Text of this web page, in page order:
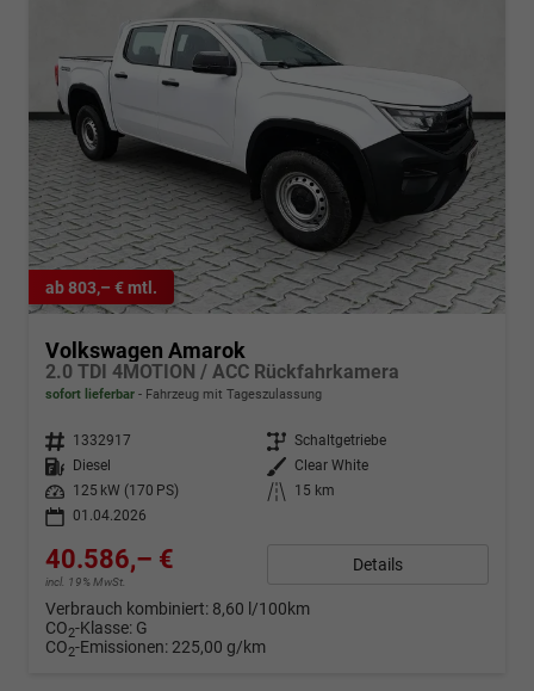
ab 803,– € mtl.
Volkswagen Amarok
2.0 TDI 4MOTION / ACC Rückfahrkamera
sofort lieferbar Fahrzeug mit Tageszulassung
Fahrzeugnr. 1332917 Getriebe Schaltgetriebe
Kraftstoff
Diesel Außenfarbe Clear White
Leistung
125 kW (170 PS) Kilometerstand
15 km
01.04.2026
40.586,– €
incl. 19% MwSt.
Details
Verbrauch kombiniert: 8,60 l/100km
CO2-Klasse: G
CO2-Emissionen: 225,00 g/km